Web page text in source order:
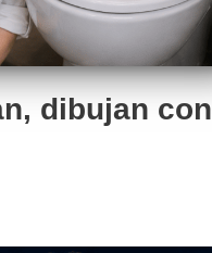
dibujan con